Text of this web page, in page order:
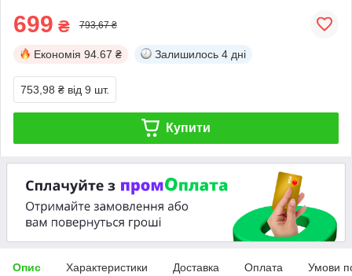
699 ₴ 793,67 ₴
Економія 94.67 ₴ Залишилось 4 дні
753,98 ₴ від 9 шт.
Купити
Опис Характеристики Доставка Оплата Умови